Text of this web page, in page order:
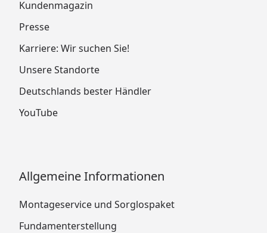
Kundenmagazin
Presse
Karriere: Wir suchen Sie!
Unsere Standorte
Deutschlands bester Händler
YouTube
Allgemeine Informationen
Montageservice und Sorglospaket
Fundamenterstellung